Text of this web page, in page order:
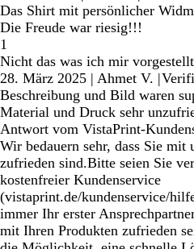
Das Shirt mit persönlicher
Die Freude war riesig!!!
1
Nicht das was ich mir
28. März 2025 | Ahmet V. |
Beschreibung und Bild waren
Material und Druck sehr
Antwort vom VistaPrint-
Wir bedauern sehr, dass Sie mit
zufrieden sind.Bitte seien Sie
kostenfreier Kundenservice
(vistaprint.de/kundenservice/
immer Ihr erster
mit Ihren Produkten zufrieden